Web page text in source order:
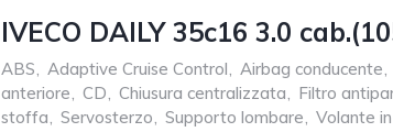
IVECO DAILY 35c16 3.0
ABS, Adaptive Cruise Control, Airbag conducente,
anteriore, CD, Chiusura centralizzata, Filtro
stoffa, Servosterzo, Supporto lombare, Volante